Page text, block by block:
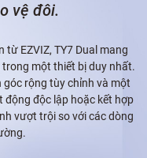
vệ đôi.
từ EZVIZ, TY7 Dual mang
một thiết bị duy nhất.
rộng tùy chỉnh và một
động độc lập hoặc kết hợp
vượt trội so với các dòng